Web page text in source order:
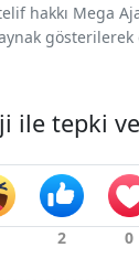
hakkı Mega
ile tepki